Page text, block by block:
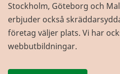
Stockholm, Göteborg och
erbjuder också
företag väljer plats. Vi har
webbutbildningar.